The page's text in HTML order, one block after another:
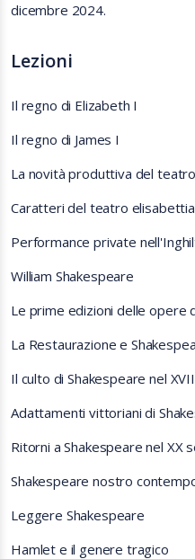
dicembre 2024.
Lezioni
Il regno di Elizabeth I
Il regno di James I
La novità produttiva del
Caratteri del teatro
Performance private
William Shakespeare
Le prime edizioni delle opere
La Restaurazione e
Il culto di Shakespeare nel
Adattamenti vittoriani di
Ritorni a Shakespeare nel XX
Shakespeare nostro
Leggere Shakespeare
Hamlet e il genere tragico